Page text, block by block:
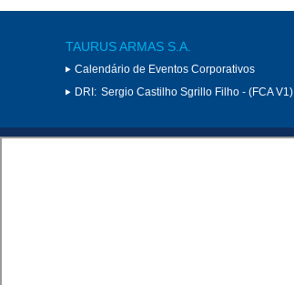
TAURUS ARMAS S.A.
Calendário de Eventos Corporativos
DRI: Sergio Castilho Sgrillo Filho - (FCA V1)